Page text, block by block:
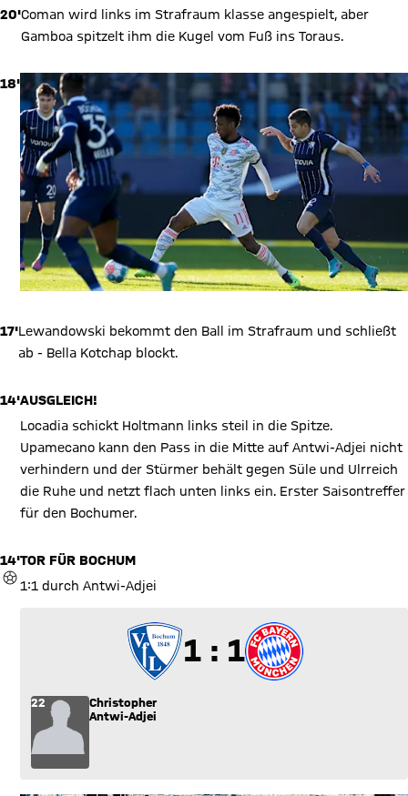
20'Coman wird links im Strafraum klasse angespielt, aber
Gamboa spitzelt ihm die Kugel vom Fuß ins Toraus.
18'
17'Lewandowski bekommt den Ball im Strafraum und schließt
ab - Bella Kotchap blockt.
14'AUSGLEICH!
Locadia schickt Holtmann links steil in die Spitze.
Upamecano kann den Pass in die Mitte auf Antwi-Adjei nicht
verhindern und der Stürmer behält gegen Süle und Ulrreich
die Ruhe und netzt flach unten links ein. Erster Saisontreffer
für den Bochumer.
14'
TOR
TOR FÜR BOCHUM
1:1 durch Antwi-Adjei
1 zu 1
1 : 1
22
Christopher
Antwi-Adjei